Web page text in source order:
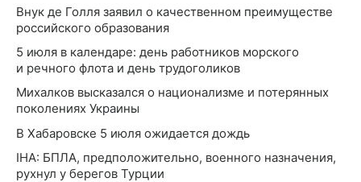
Внук де Голля заявил о качественном преимуществе
российского образования
5 июля в календаре: день работников морского
и речного флота и день трудоголиков
Михалков высказался о национализме и потерянных
поколениях Украины
В Хабаровске 5 июля ожидается дождь
IHA: БПЛА, предположительно, военного назначения,
рухнул у берегов Турции